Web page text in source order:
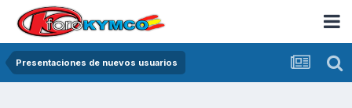
Presentaciones de nuevos usuarios